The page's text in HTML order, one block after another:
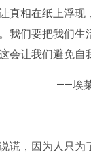
真相在纸上浮现
我们要把我们生
会让我们避免自
——埃
谎，因为人只为